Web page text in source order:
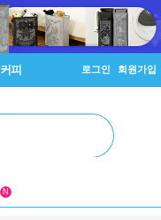
커피 로그인 회원가입
N